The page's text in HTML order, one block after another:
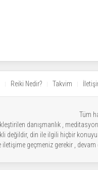
Reiki Nedir? Takvim
Tüm
danışmanlık ,
değildir, din ile ilgili hiçbir
iletişime geçmeniz gerekir ,